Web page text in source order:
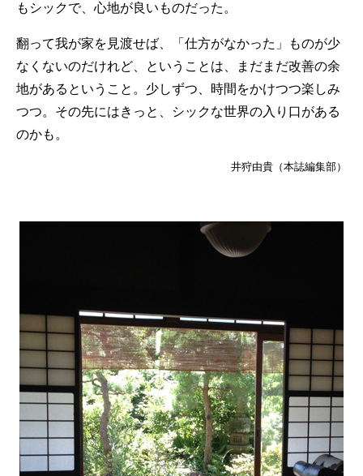
もシックで、心地が良いものだった。
翻って我が家を見渡せば、「仕方がなかった」ものが少
なくないのだけれど、ということは、まだまだ改善の余
地があるということ。少しずつ、時間をかけつつ楽しみ
つつ。その先にはきっと、シックな世界の入り口がある
のかも。
井狩由貴（本誌編集部）